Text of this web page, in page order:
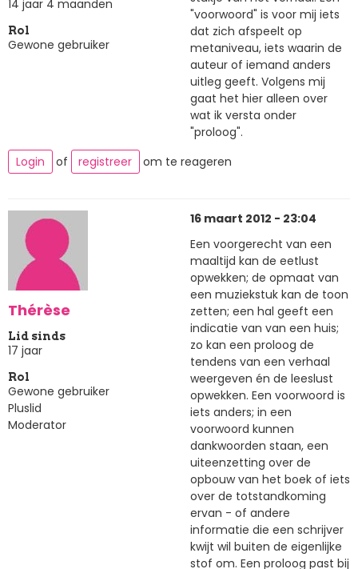
14 jaar 4 maanden
Rol
Gewone gebruiker
"voorwoord" is voor mij iets
dat zich afspeelt op
metaniveau, iets waarin de
auteur of iemand anders
uitleg geeft. Volgens mij
gaat het hier alleen over
wat ik versta onder
"proloog".
Login
of registreer om te reageren
Thérèse
Lid sinds
17 jaar
Rol
Gewone gebruiker
Pluslid
Moderator
16 maart 2012 - 23:04
Een voorgerecht van een
maaltijd kan de eetlust
opwekken; de opmaat van
een muziekstuk kan de toon
zetten; een hal geeft een
indicatie van van een huis;
zo kan een proloog de
tendens van een verhaal
weergeven én de leeslust
opwekken. Een voorwoord is
iets anders; in een
voorwoord kunnen
dankwoorden staan, een
uiteenzetting over de
opbouw van het boek of iets
over de totstandkoming
ervan - of andere
informatie die een schrijver
kwijt wil buiten de eigenlijke
stof om. Een proloog past bij